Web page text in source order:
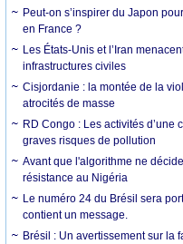
Peut-on s’inspirer du Japon
en France ?
Les États-Unis et l’Iran
infrastructures civiles
Cisjordanie : la montée de la
atrocités de masse
RD Congo : Les activités
graves risques de pollution
Avant que l'algorithme ne
résistance au Nigéria
Le numéro 24 du Brésil sera
contient un message.
Brésil : Un avertissement sur la